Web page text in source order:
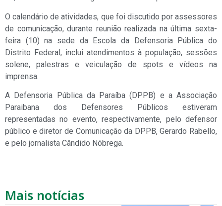
O calendário de atividades, que foi discutido por assessores
de comunicação, durante reunião realizada na última sexta-
feira (10) na sede da Escola da Defensoria Pública do
Distrito Federal, inclui atendimentos à população, sessões
solene, palestras e veiculação de spots e vídeos na
imprensa.
A Defensoria Pública da Paraíba (DPPB) e a Associação
Paraibana dos Defensores Públicos estiveram
representadas no evento, respectivamente, pelo defensor
público e diretor de Comunicação da DPPB, Gerardo Rabello,
e pelo jornalista Cândido Nóbrega.
Mais notícias